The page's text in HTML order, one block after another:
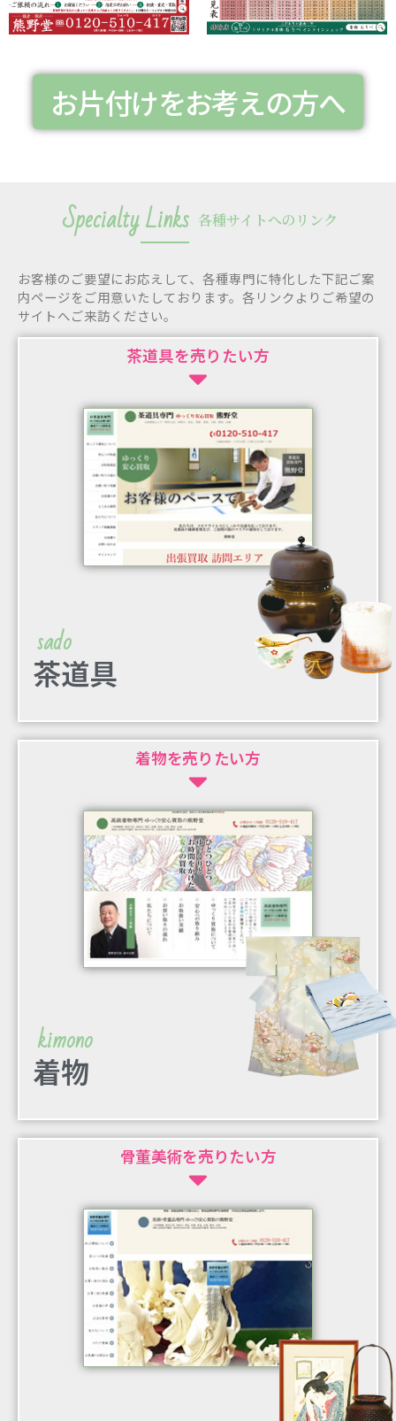
お片付けをお考えの方へ
Specialty Links 各種サイトへのリンク
お客様のご要望にお応えして、各種専門に特化した下記ご案
内ページをご用意いたしております。各リンクよりご希望の
サイトへご来訪ください。
茶道具を売りたい方
sado
茶道具
着物を売りたい方
kimono
着物
骨董美術を売りたい方